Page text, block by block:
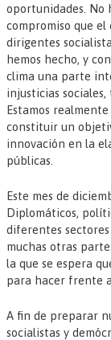
oportunidades. No
compromiso que
dirigentes
hemos hecho, y
clima una parte
injusticias
Estamos
constituir un
innovación en la
públicas.
Este mes de
Diplomáticos,
diferentes
muchas otras
la que se espera
para hacer frente
A fin de preparar
socialistas y